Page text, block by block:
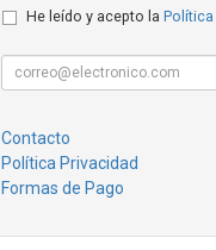
He leído y acepto la Política
Contacto
Política Privacidad
Formas de Pago